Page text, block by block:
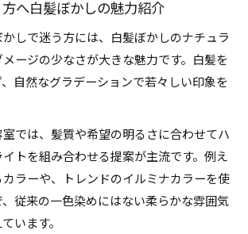
へ白髪ぼかしの魅力紹介
しで迷う方には、白髪ぼかしのナチュラ
ージの少なさが大きな魅力です。白髪を
自然なグラデーションで若々しい印象を
では、髪質や希望の明るさに合わせてハ
トを組み合わせる提案が主流です。例え
ラーや、トレンドのイルミナカラーを使
、従来の一色染めにはない柔らかな雰囲気
います。